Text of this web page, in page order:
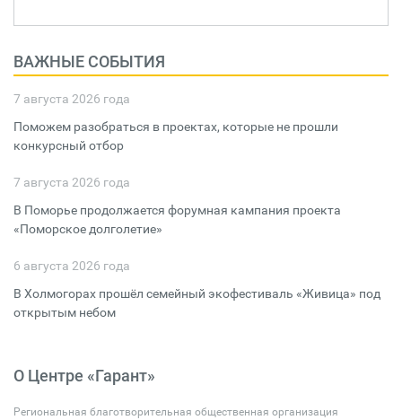
ВАЖНЫЕ СОБЫТИЯ
7 августа 2026 года
Поможем разобраться в проектах, которые не прошли
конкурсный отбор
7 августа 2026 года
В Поморье продолжается форумная кампания проекта
«Поморское долголетие»
6 августа 2026 года
В Холмогорах прошёл семейный экофестиваль «Живица» под
открытым небом
О Центре «Гарант»
Региональная благотворительная общественная организация